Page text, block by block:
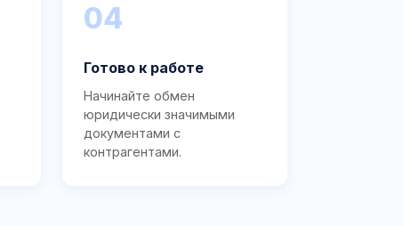
04
Готово к работе
Начинайте обмен
юридически значимыми
документами с
контрагентами.